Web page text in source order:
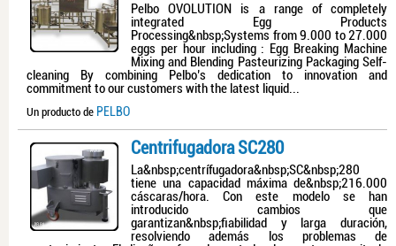
Pelbo OVOLUTION is a range of completely
integrated Egg Products
Processing&nbsp;Systems from 9.000 to 27.000
eggs per hour including : Egg Breaking Machine
Mixing and Blending Pasteurizing Packaging Self-
cleaning By combining Pelbo’s dedication to innovation and
commitment to our customers with the latest liquid...
Un producto de PELBO
Centrifugadora SC280
La&nbsp;centrífugadora&nbsp;SC&nbsp;280
tiene una capacidad máxima de&nbsp;216.000
cáscaras/hora. Con este modelo se han
introducido cambios que
garantizan&nbsp;fiabilidad y larga duración,
resolviendo además los problemas de